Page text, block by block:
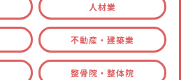
人材業
不動産・建築業
整骨院・整体院